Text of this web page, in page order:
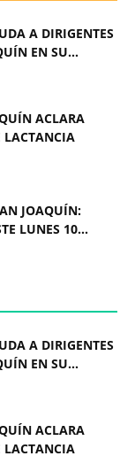
A DIRIGENTES
EN SU...
ACLARA
LACTANCIA
JOAQUÍN:
LUNES 10...
A DIRIGENTES
EN SU...
ACLARA
LACTANCIA